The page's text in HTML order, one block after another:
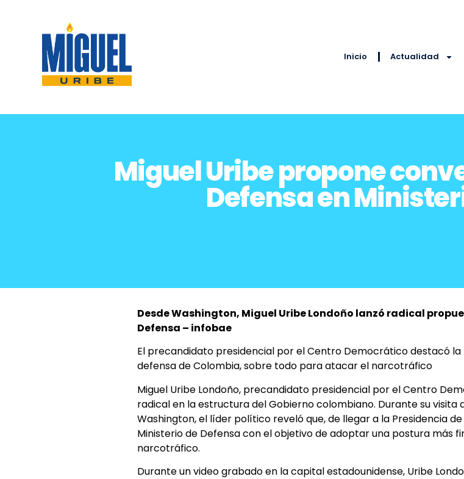
Inicio Actualidad
Miguel Uribe propone
Defensa en
Desde Washington, Miguel Uribe Londoño lanzó radical
Defensa – infobae
El precandidato presidencial por el Centro Democrático destacó
defensa de Colombia, sobre todo para atacar el narcotráfico
Miguel Uribe Londoño, precandidato presidencial por el Centro
radical en la estructura del Gobierno colombiano. Durante su visita
Washington, el líder político reveló que, de llegar a la Presidencia
Ministerio de Defensa con el objetivo de adoptar una postura más
narcotráfico.
Durante un video grabado en la capital estadounidense, Uribe